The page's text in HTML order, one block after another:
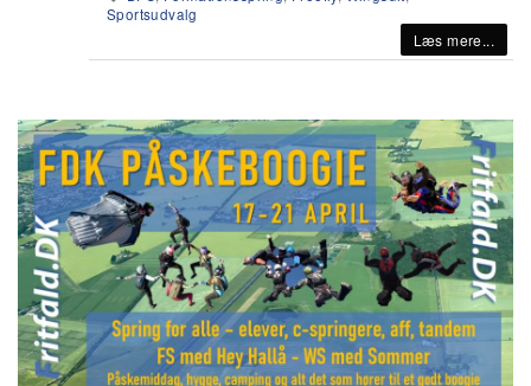
Sportsudvalg
Læs mere...